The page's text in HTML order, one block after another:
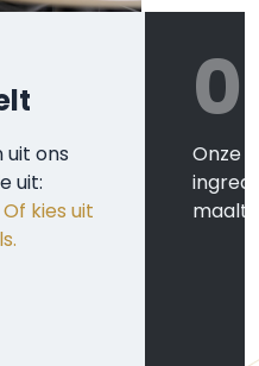
uit ons
uit:
Of kies uit
Onze